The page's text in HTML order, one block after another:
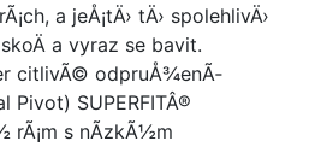
a jeÅ¡tÄ› tÄ› spolehlivÄ›
a vyraz se bavit.
citlivÃ© odpruÅ¾enÃ­
Pivot) SUPERFITÂ®
rÃ¡m s nÃ­zkÃ½m